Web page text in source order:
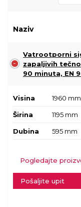
Naziv
Vatrootporni
zapaljivih
90 minuta, EN
Visina 1960 mm
Širina 1195 mm
Dubina 595 mm
Pogledajte
Pošaljite upit